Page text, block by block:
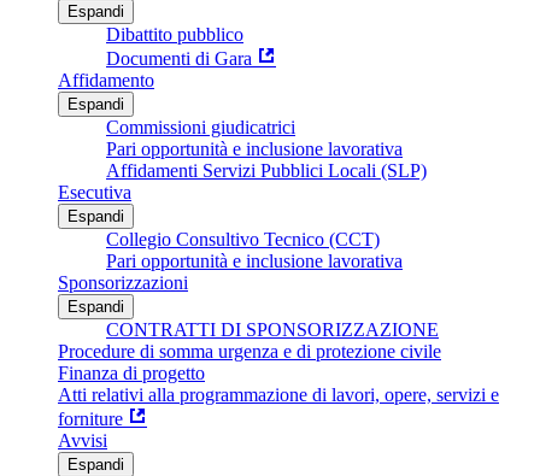
Espandi
Dibattito pubblico
Documenti di Gara
Affidamento
Espandi
Commissioni giudicatrici
Pari opportunità e inclusione lavorativa
Affidamenti Servizi Pubblici Locali (SLP)
Esecutiva
Espandi
Collegio Consultivo Tecnico (CCT)
Pari opportunità e inclusione lavorativa
Sponsorizzazioni
Espandi
CONTRATTI DI SPONSORIZZAZIONE
Procedure di somma urgenza e di protezione civile
Finanza di progetto
Atti relativi alla programmazione di lavori, opere, servizi e
forniture
Avvisi
Espandi